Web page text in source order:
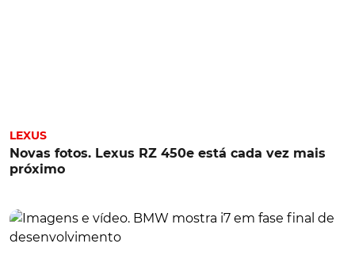
LEXUS
Novas fotos. Lexus RZ 450e está cada vez mais
próximo